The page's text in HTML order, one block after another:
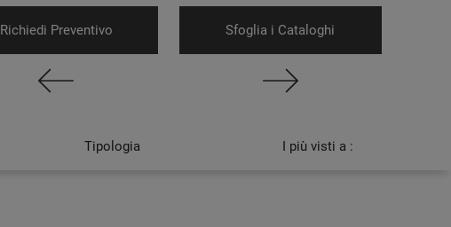
Richiedi Preventivo Sfoglia i Cataloghi
Tipologia I più visti a :